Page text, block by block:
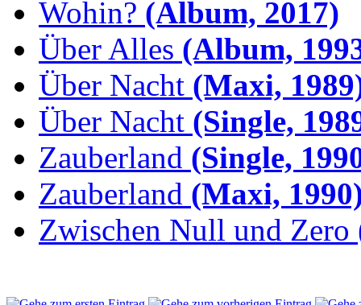
Wohin? (Album, 2017)
Über Alles (Album,
Über Nacht (Maxi,
Über Nacht (Single,
Zauberland (Single,
Zauberland (Maxi,
Zwischen Null und Zero